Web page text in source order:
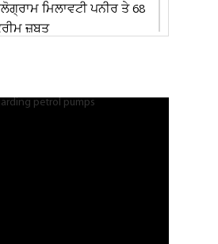
ਮਿਲਾਵਟੀ ਪਨੀਰ ਤੇ 68
ਜ਼ਬਤ